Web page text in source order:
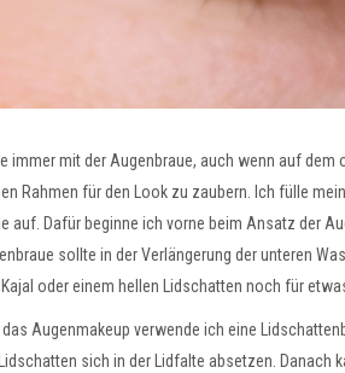
immer mit der Augenbraue, auch wenn auf
Rahmen für den Look zu zaubern. Ich fülle
auf. Dafür beginne ich vorne beim Ansatz der
sollte in der Verlängerung der unteren
oder einem hellen Lidschatten noch für
Augenmakeup verwende ich eine
sich in der Lidfalte absetzen. Danach